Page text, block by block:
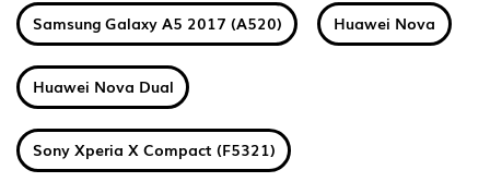
Samsung Galaxy A5 2017 (A520) Huawei Nova
Huawei Nova Dual
Sony Xperia X Compact (F5321)